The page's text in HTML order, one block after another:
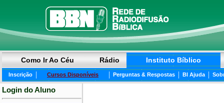
Como Ir Ao Céu Rádio Instituto Bíblico
Inscrição | Cursos Disponíveis | Perguntas & Respostas | BI Ajuda |
Login do Aluno